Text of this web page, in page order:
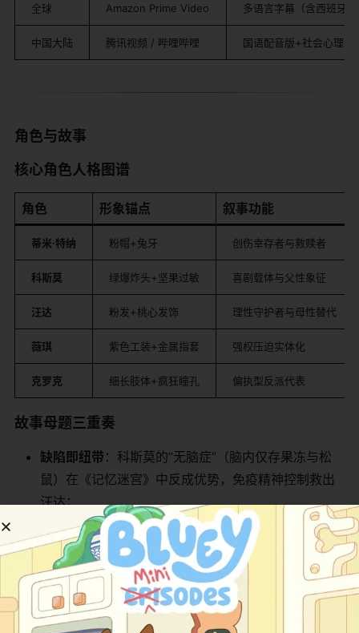
全球 Amazon Prime Video 多语言字幕（含西班牙
中国大陆 腾讯视频 / 哔哩哔哩 国语配音版+社会心理学
​角色与故事​
​核心角色人格图谱​
​角色​ ​形象锚点​ ​叙事功能​
​蒂米·特纳​ 粉帽+兔牙 创伤幸存者与救赎者
​科斯莫​ 绿爆炸头+坚果过敏 喜剧载体与父性象征
​汪达​ 粉发+桃心发饰 理性守护者与母性替代
​薇琪​ 紫色工装+金属指套 强权压迫实体化
​克罗克​ 细长肢体+疯狂瞳孔 偏执型反派代表
​故事母题三重奏​
​缺陷即纽带​ ​：科斯莫的“无脑症”（脑内仅存果冻与松
鼠）在《记忆迷宫》中反成优势，免疫精神控制救出
汪达；
​对抗即共情​ ​：蒂薇琪困在愿望悖论空间时合作逃生，
发现彼此童年均遭虐待；
​失去即成长​
​：成年蒂米在《时空追捕者》中自愿遗忘
仙子，但残留情感促使他保护新一代魔法儿童。